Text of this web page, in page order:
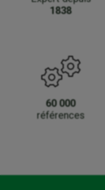
1838
60 000
références